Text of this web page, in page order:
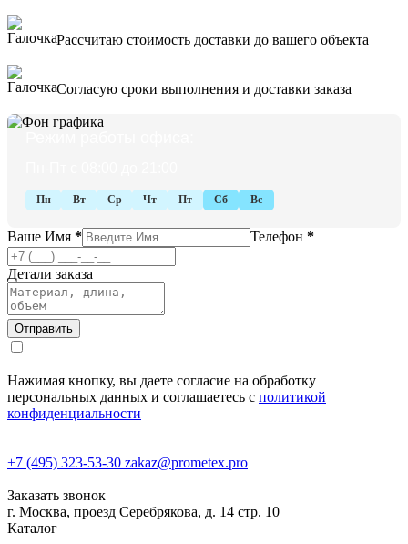
Ваше Имя * Телефон *
Детали заказа
Нажимая кнопку, вы даете согласие на обработку
персональных данных и соглашаетесь с политикой
конфиденциальности
Рассчитаю стоимость доставки до вашего объекта
Согласую сроки выполнения и доставки заказа
Пн Вт Ср Чт Пт Сб Вс
+7 (495) 323-53-30 zakaz@prometex.pro
Заказать звонок
г. Москва, проезд Серебрякова, д. 14 стр. 10
Каталог